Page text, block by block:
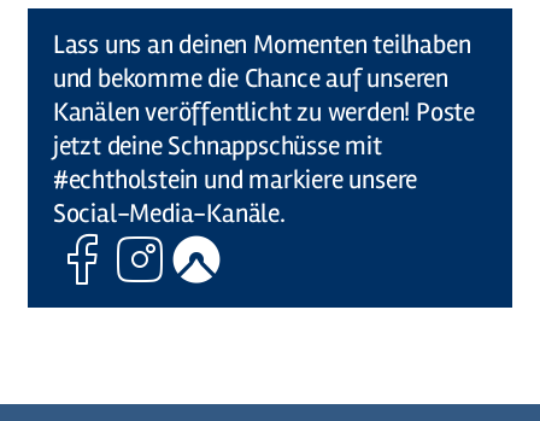
Lass uns an deinen Momenten teilhaben
und bekomme die Chance auf unseren
Kanälen veröffentlicht zu werden! Poste
jetzt deine Schnappschüsse mit
#echtholstein und markiere unsere
Social-Media-Kanäle.
FacebookInstagram
Komoot